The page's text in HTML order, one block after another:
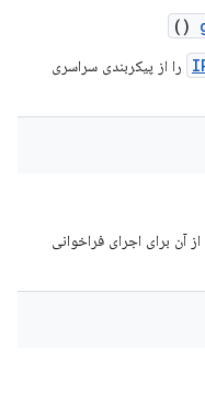
()
را از پیکربندی سراسری
آن برای اجرای فراخوانی